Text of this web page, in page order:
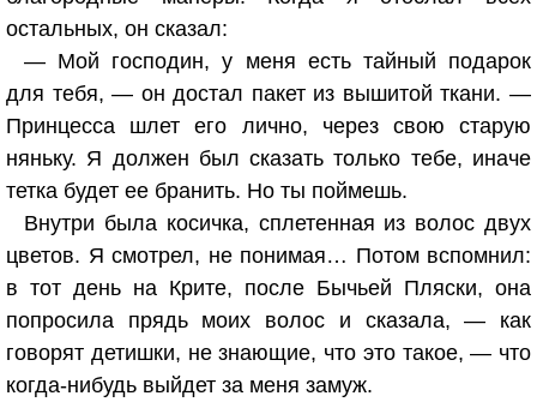
остальных, он сказал:
— Мой господин, у меня есть тайный подарок
для тебя, — он достал пакет из вышитой ткани. —
Принцесса шлет его лично, через свою старую
няньку. Я должен был сказать только тебе, иначе
тетка будет ее бранить. Но ты поймешь.
Внутри была косичка, сплетенная из волос двух
цветов. Я смотрел, не понимая… Потом вспомнил:
в тот день на Крите, после Бычьей Пляски, она
попросила прядь моих волос и сказала, — как
говорят детишки, не знающие, что это такое, — что
когда-нибудь выйдет за меня замуж.